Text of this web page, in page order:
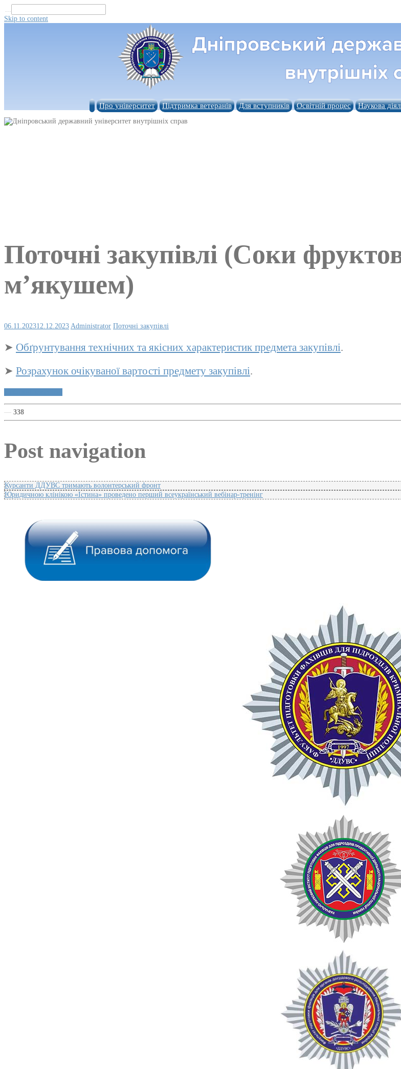
...
Skip to content
Про університет Підтримка ветеранів Для вступників Освітній процес Наукова
Поточні закупівлі (Соки
м’якушем)
06.11.202312.12.2023 Administrator Поточні закупівлі
➤ Обґрунтування технічних та якісних характеристик предмета закупівлі.
➤ Розрахунок очікуваної вартості предмету закупівлі.
— 338
Post navigation
Курсанти ДДУВС тримають волонтерський фронт
Юридичною клінікою «Істина» проведено перший всеукраїнський вебінар-тренінг